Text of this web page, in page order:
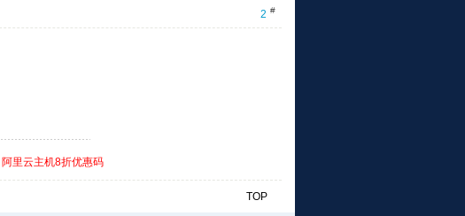
2 #
阿里云主机8折优惠码
TOP